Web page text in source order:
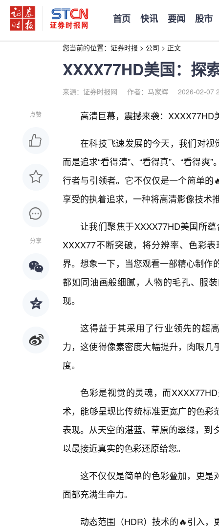
首页 快讯 要闻 股市
您当前的位置： 证券时报 > 公司 > 正文
XXXX77HD美国：探
来源：证券时报网 作者：马家辉 2026-02-07
点赞
分享
高清巨幕，震撼来袭：XXXX77HD
在科技飞速发展的今天，我们对视
而是追求“看得清”、“看得真”、“看得
行者与引领者。它不仅仅是一个简单
享受的执着追求，一种将高清影像技术
让我们聚焦于XXXX77HD美国所
XXXX77不断突破，将分辨率、色彩
界。想象一下，当您观看一部精心制作
都如同油画般细腻，人物的毛孔、服
现。
这得益于其采用了行业领先的超
力，这使得像素密度大幅提升，肉眼
度。
色彩是视觉的灵魂，而
术，能够呈现比传统标准更宽广的色
表现。从天空的湛蓝、草原的翠绿，到
以最接近真实的色彩还原给您。
这不仅仅是简单的色彩叠加，更是
面都充满生命力。
动态范围（HDR）技术的🔥引入